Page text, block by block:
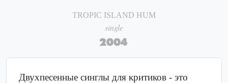
TROPIC ISLAND HUM
single
2004
Двухпесенные синглы для критиков - это